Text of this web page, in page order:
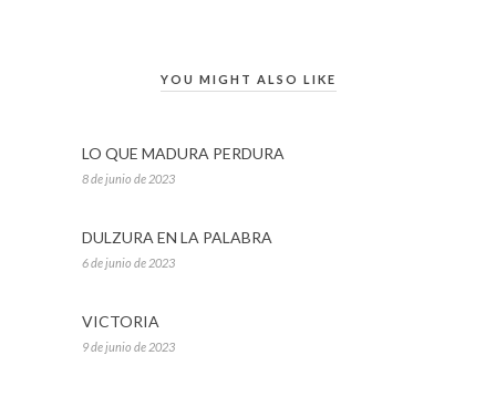
YOU MIGHT ALSO LIKE
LO QUE MADURA PERDURA
8 de junio de 2023
DULZURA EN LA PALABRA
6 de junio de 2023
VICTORIA
9 de junio de 2023